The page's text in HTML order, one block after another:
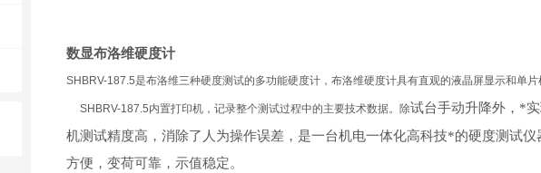
数显布洛维硬度计
SHBRV-187.5是布洛维三种硬度测试的多功能硬度计，布洛维硬度计具有直观的液晶屏显示和单
SHBRV-187.5内置打印机，记录整个测试过程中的主要技术数据。除试台手动升降外，*
机测试精度高，消除了人为操作误差，是一台机电一体化高科技*的硬度测试
方便，变荷可靠，示值稳定。